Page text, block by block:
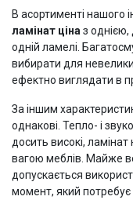
В асортименті нашого
ламінат ціна з
одній ламелі.
вибирати для
ефектно виглядати в
За іншим
однакові. Тепло- і
досить високі,
вагою меблів. Майже
допускається
момент, який потребує